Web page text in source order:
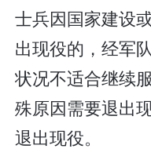
士兵因国家建设
出现役的，经军
状况不适合继续
殊原因需要退出
退出现役。